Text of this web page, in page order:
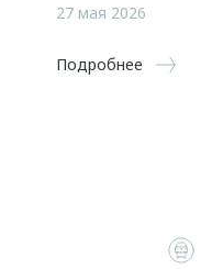
27 мая 2026
Подробнее